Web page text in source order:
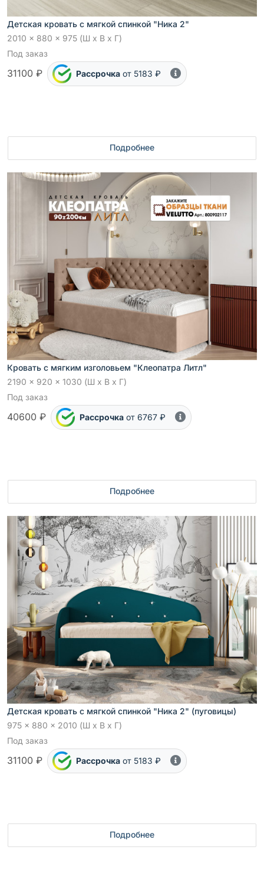
Детская кровать с мягкой спинкой "Ника 2"
2010 x 880 x 975 (Ш x В x Г)
Под заказ
31100 ₽ Рассрочка от 5183 ₽
Подробнее
Кровать с мягким изголовьем "Клеопатра Литл"
2190 x 920 x 1030 (Ш x В x Г)
Под заказ
40600 ₽ Рассрочка от 6767 ₽
Подробнее
Детская кровать с мягкой спинкой "Ника 2" (пуговицы)
975 x 880 x 2010 (Ш x В x Г)
Под заказ
31100 ₽ Рассрочка от 5183 ₽
Подробнее